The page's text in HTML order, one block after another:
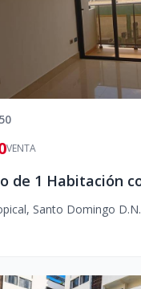
VENTA
, Santo Domingo D.N.